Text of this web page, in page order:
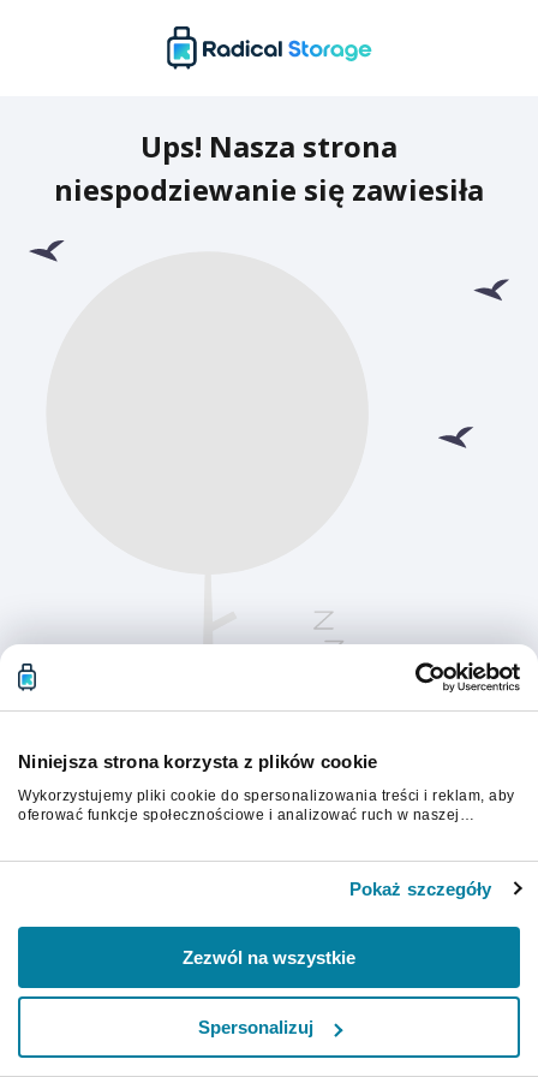
Niniejsza strona korzysta z plików cookie
Wykorzystujemy pliki cookie do spersonalizowania treści i reklam, aby
oferować funkcje społecznościowe i analizować ruch w naszej
otrzymanymi od Ciebie lub uzyskanymi podczas korzystania z ich
Pokaż szczegóły
Zezwól na wszystkie
Spersonalizuj
Ups! Nasza strona
niespodziewanie się zawiesiła
Aby kontynuować, odśwież stronę.
Odśwież